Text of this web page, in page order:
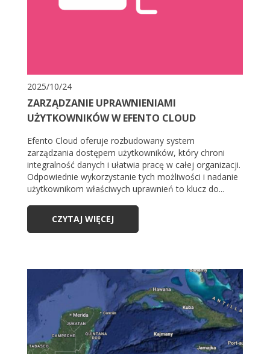
2025/10/24
ZARZĄDZANIE UPRAWNIENIAMI
UŻYTKOWNIKÓW W EFENTO CLOUD
Efento Cloud oferuje rozbudowany system
zarządzania dostępem użytkowników, który chroni
integralność danych i ułatwia pracę w całej organizacji.
Odpowiednie wykorzystanie tych możliwości i nadanie
użytkownikom właściwych uprawnień to klucz do...
CZYTAJ WIĘCEJ